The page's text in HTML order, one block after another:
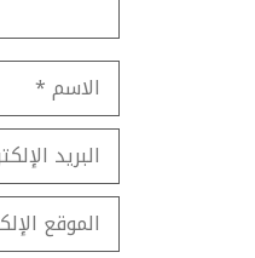
الاسم
البريد
الإلكتروني
الموقع
الإلكتروني